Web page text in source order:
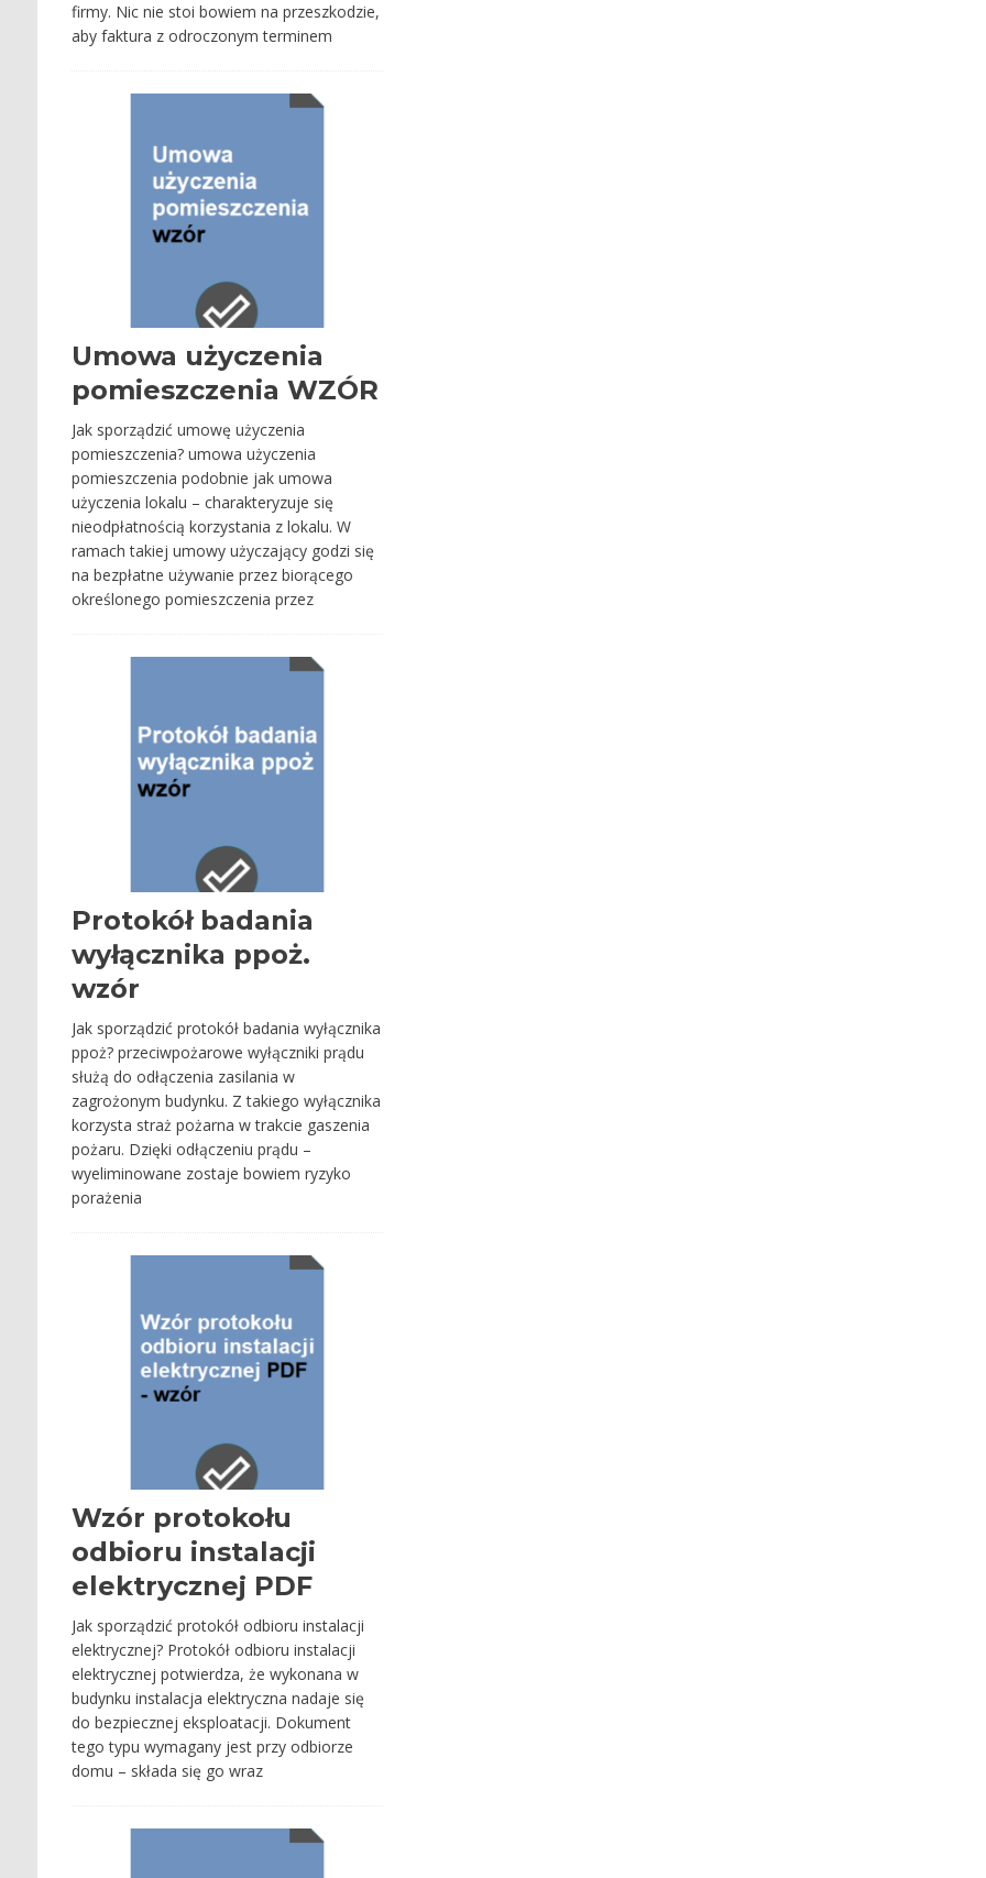
firmy. Nic nie stoi bowiem na przeszkodzie,
aby faktura z odroczonym terminem
Umowa użyczenia
pomieszczenia WZÓR
Jak sporządzić umowę użyczenia
pomieszczenia? umowa użyczenia
pomieszczenia podobnie jak umowa
użyczenia lokalu – charakteryzuje się
nieodpłatnością korzystania z lokalu. W
ramach takiej umowy użyczający godzi się
na bezpłatne używanie przez biorącego
określonego pomieszczenia przez
Protokół badania
wyłącznika ppoż.
wzór
Jak sporządzić protokół badania wyłącznika
ppoż? przeciwpożarowe wyłączniki prądu
służą do odłączenia zasilania w
zagrożonym budynku. Z takiego wyłącznika
korzysta straż pożarna w trakcie gaszenia
pożaru. Dzięki odłączeniu prądu –
wyeliminowane zostaje bowiem ryzyko
porażenia
Wzór protokołu
odbioru instalacji
elektrycznej PDF
Jak sporządzić protokół odbioru instalacji
elektrycznej? Protokół odbioru instalacji
elektrycznej potwierdza, że wykonana w
budynku instalacja elektryczna nadaje się
do bezpiecznej eksploatacji. Dokument
tego typu wymagany jest przy odbiorze
domu – składa się go wraz